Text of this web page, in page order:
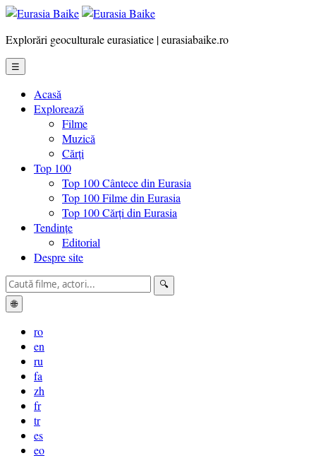
Explorări geoculturale eurasiatice | eurasiabaike.ro
☰
Acasă
Explorează
Filme
Muzică
Cărți
Top 100
Top 100 Cântece din Eurasia
Top 100 Filme din Eurasia
Top 100 Cărți din Eurasia
Tendințe
Editorial
Despre site
🔍
🌐
ro
en
ru
fa
zh
fr
tr
es
eo